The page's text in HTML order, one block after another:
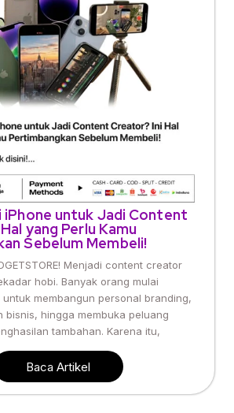
iPhone untuk Jadi Content
yang Perlu Kamu
Sebelum Membeli!
Menjadi content creator
hobi. Banyak orang mulai
untuk membangun personal branding,
bisnis, hingga membuka peluang
tambahan. Karena itu,
Baca Artikel